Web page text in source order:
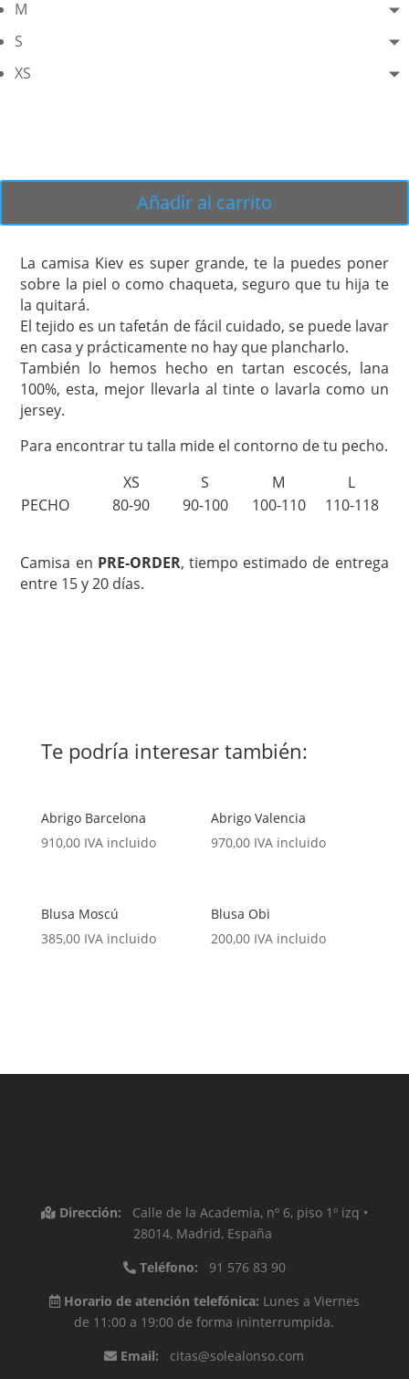
M
S
XS
Añadir al carrito
La camisa Kiev es super grande, te la puedes poner
sobre la piel o como chaqueta, seguro que tu hija te
la quitará.
El tejido es un tafetán de fácil cuidado, se puede lavar
en casa y prácticamente no hay que plancharlo.
También lo hemos hecho en tartan escocés, lana
100%, esta, mejor llevarla al tinte o lavarla como un
jersey.
Para encontrar tu talla mide el contorno de tu pecho.
XS
S M
L
PECHO
80-90 90-100 100-110 110-118
Camisa en PRE-ORDER, tiempo estimado de entrega
entre 15 y 20 días.
Te podría interesar también:
Abrigo Barcelona
910,00 IVA incluido
Abrigo Valencia
970,00 IVA incluido
Blusa Moscú
385,00 IVA incluido
Blusa Obi
200,00 IVA incluido
Dirección: Calle de la Academia, nº 6, piso 1º izq •
28014, Madrid, España
Teléfono: 91 576 83 90
Horario de atención telefónica: Lunes a Viernes
de 11:00 a 19:00 de forma ininterrumpida.
Email: citas@solealonso.com